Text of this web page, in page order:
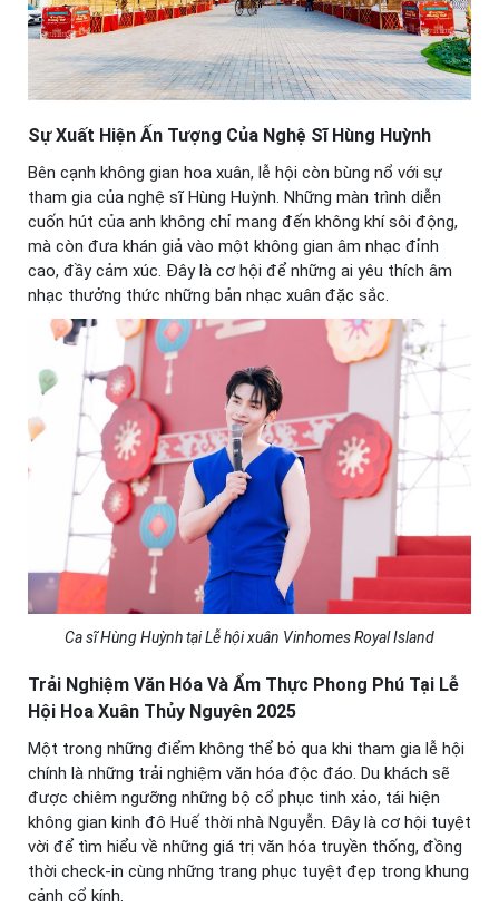
Sự Xuất Hiện Ấn Tượng Của Nghệ Sĩ Hùng Huỳnh
Bên cạnh không gian hoa xuân, lễ hội còn bùng nổ với sự
tham gia của nghệ sĩ Hùng Huỳnh. Những màn trình diễn
cuốn hút của anh không chỉ mang đến không khí sôi động,
mà còn đưa khán giả vào một không gian âm nhạc đỉnh
cao, đầy cảm xúc. Đây là cơ hội để những ai yêu thích âm
nhạc thưởng thức những bản nhạc xuân đặc sắc.
Ca sĩ Hùng Huỳnh tại Lễ hội xuân Vinhomes Royal Island
Trải Nghiệm Văn Hóa Và Ẩm Thực Phong Phú Tại Lễ
Hội Hoa Xuân Thủy Nguyên 2025
Một trong những điểm không thể bỏ qua khi tham gia lễ hội
chính là những trải nghiệm văn hóa độc đáo. Du khách sẽ
được chiêm ngưỡng những bộ cổ phục tinh xảo, tái hiện
không gian kinh đô Huế thời nhà Nguyễn. Đây là cơ hội tuyệt
vời để tìm hiểu về những giá trị văn hóa truyền thống, đồng
thời check-in cùng những trang phục tuyệt đẹp trong khung
cảnh cổ kính.